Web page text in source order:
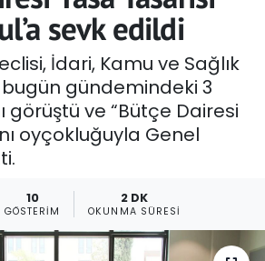
sevk edildi
İdari, Kamu ve Sağlık
bugün gündemindeki 3
görüştü ve “Bütçe Dairesi
oyçokluğuyla Genel
10
GÖSTERIM
2 DK
OKUNMA SÜRESI
SEÇİM 2018